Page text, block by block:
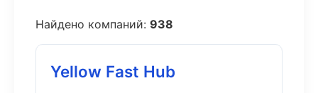
Найдено компаний: 938
Yellow Fast Hub